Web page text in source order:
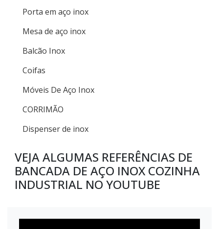
Porta em aço inox
Mesa de aço inox
Balcão Inox
Coifas
Móveis De Aço Inox
CORRIMÃO
Dispenser de inox
VEJA ALGUMAS REFERÊNCIAS DE
BANCADA DE AÇO INOX COZINHA
INDUSTRIAL NO YOUTUBE